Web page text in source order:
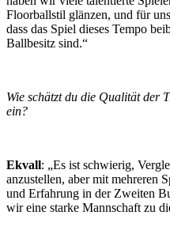
Floorballstil glänzen, und für
dass das Spiel dieses Tempo
Ballbesitz sind.“
Wie schätzt du die Qualität der
ein?
Ekvall: „Es ist schwierig,
anzustellen, aber mit mehreren
und Erfahrung in der Zweiten
wir eine starke Mannschaft zu